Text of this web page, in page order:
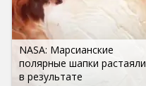
NASA: Марсианские
полярные шапки растаяли
в результате